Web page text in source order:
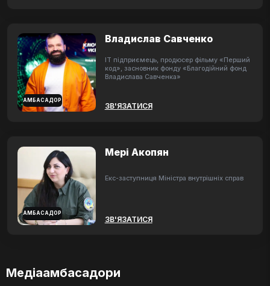
АМБАСАДОР
Владислав Савченко
ІТ підприємець, продюсер фільму «Перший
код», засновник фонду «Благодійний фонд
Владислава Савченка»
ЗВ'ЯЗАТИСЯ
АМБАСАДОР
Мері Акопян
Екс-заступниця Міністра внутрішніх справ
ЗВ'ЯЗАТИСЯ
Медіаамбасадори